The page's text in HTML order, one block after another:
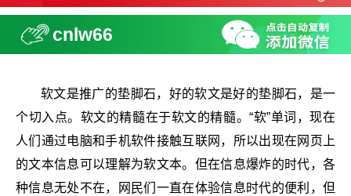
cnlw66
软文是推广的垫脚石，好的软文是好的垫脚石，是一
个切入点。软文的精髓在于软文的精髓。“软”单词，现在
人们通过电脑和手机软件接触互联网，所以出现在网页上
的文本信息可以理解为软文本。但在信息爆炸的时代，各
种信息无处不在，网民们一直在体验信息时代的便利，但